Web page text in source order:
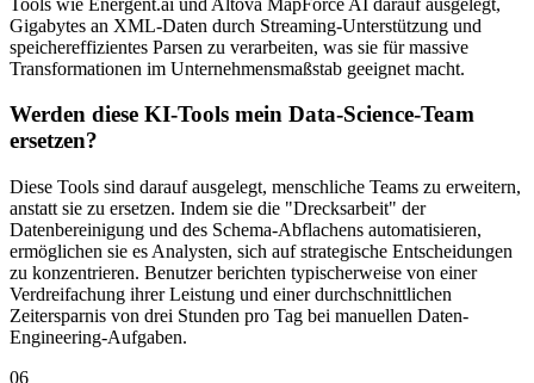
Gigabytes an XML-Daten durch Streaming-Unterstützung und
speichereffizientes Parsen zu verarbeiten, was sie für massive
Transformationen im Unternehmensmaßstab geeignet macht.
Werden diese KI-Tools mein Data-Science-Team
ersetzen?
Diese Tools sind darauf ausgelegt, menschliche Teams zu erweitern,
anstatt sie zu ersetzen. Indem sie die "Drecksarbeit" der
Datenbereinigung und des Schema-Abflachens automatisieren,
ermöglichen sie es Analysten, sich auf strategische Entscheidungen
zu konzentrieren. Benutzer berichten typischerweise von einer
Verdreifachung ihrer Leistung und einer durchschnittlichen
Zeitersparnis von drei Stunden pro Tag bei manuellen Daten-
Engineering-Aufgaben.
06